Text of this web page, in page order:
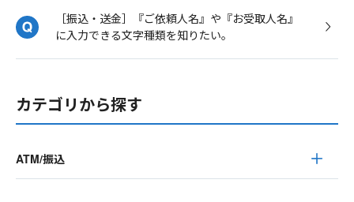
［振込・送金］『ご依頼人名』や『お受取人名』
に入力できる文字種類を知りたい。
カテゴリから探す
ATM/振込